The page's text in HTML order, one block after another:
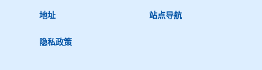
地址 站点导航
隐私政策